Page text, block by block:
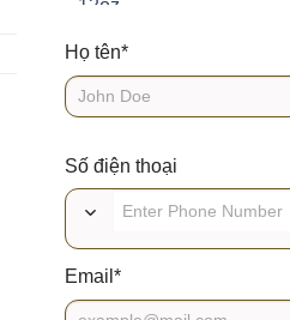
Họ tên*
Số điện thoại
Email *